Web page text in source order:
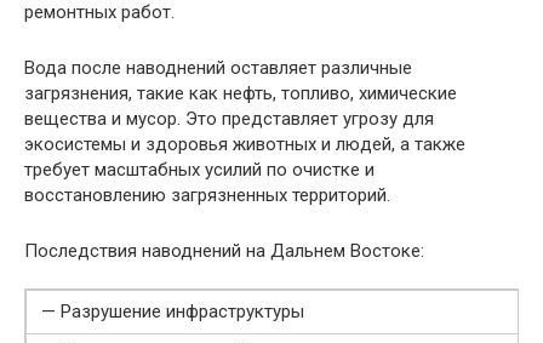
ремонтных работ.
Вода после наводнений оставляет различные
загрязнения, такие как нефть, топливо, химические
вещества и мусор. Это представляет угрозу для
экосистемы и здоровья животных и людей, а также
требует масштабных усилий по очистке и
восстановлению загрязненных территорий.
Последствия наводнений на Дальнем Востоке:
— Разрушение инфраструктуры